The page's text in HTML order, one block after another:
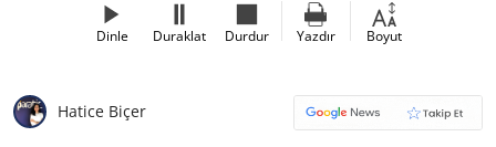
Dinle Duraklat Durdur Yazdır Boyut
Hatice Biçer